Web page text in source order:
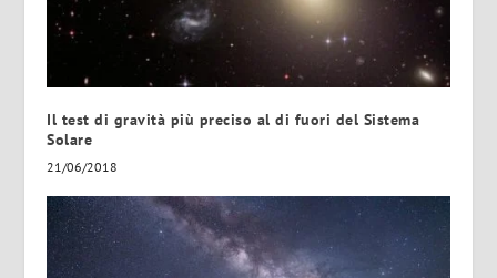
Il test di gravità più preciso al di fuori del Sistema
Solare
21/06/2018